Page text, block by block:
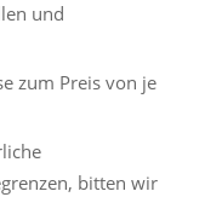
und
zum Preis von je
bitten wir